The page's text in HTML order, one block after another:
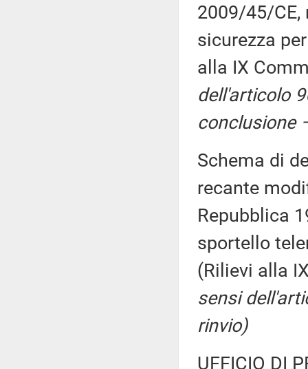
2009/45/
sicurezza
alla IX
dell'articolo
conclusione
Schema di
recante
Repubblica
sportello
(Rilievi alla
sensi
rinvio)
UFFICIO DI